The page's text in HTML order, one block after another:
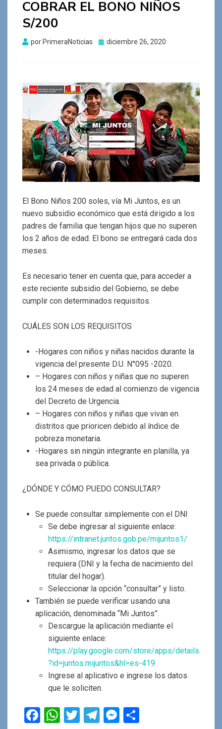
COBRAR EL BONO NIÑOS
S/200
por PrimeraNoticias
Publicado
diciembre 26, 2020
El Bono Niños 200 soles, vía Mi Juntos, es un
nuevo subsidio económico que está dirigido a los
padres de familia que tengan hijos que no superen
los 2 años de edad. El bono se entregará cada dos
meses.
Es necesario tener en cuenta que, para acceder a
este reciente subsidio del Gobierno, se debe
cumplir con determinados requisitos.
CUÁLES SON LOS REQUISITOS
-Hogares con niños y niñas nacidos durante la
vigencia del presente D.U. N°095 -2020.
– Hogares con niños y niñas que no superen
los 24 meses de edad al comienzo de vigencia
del Decreto de Urgencia.
– Hogares con niños y niñas que vivan en
distritos que prioricen debido al índice de
pobreza monetaria.
-Hogares sin ningún integrante en planilla, ya
sea privada o pública.
¿DÓNDE Y CÓMO PUEDO CONSULTAR?
Se puede consultar simplemente con el DNI
Se debe ingresar al siguiente enlace:
https://intranet.juntos.gob.pe/mijuntos1/
Asimismo, ingresar los datos que se
requiera (DNI y la fecha de nacimiento del
titular del hogar).
Seleccionar la opción “consultar” y listo.
También se puede verificar usando una
aplicación, denominada “Mi Juntos”.
Descargue la aplicación mediante el
siguiente enlace:
https://play.google.com/store/apps/details
?id=juntos.mijuntos&hl=es-419
Ingrese al aplicativo e ingrese los datos
que le soliciten.
F
W T
T
M